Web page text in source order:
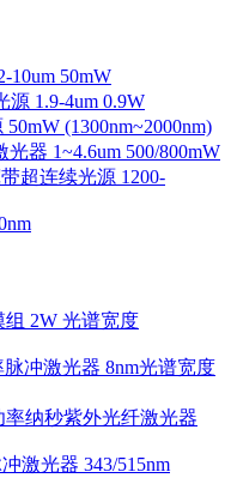
10um 50mW
1.9-4um 0.9W
(1300nm~2000nm)
器 1~4.6um 500/800mW
超连续光源 1200-
组 2W 光谱宽度
冲激光器 8nm光谱宽度
纳秒紫外光纤激光器
激光器 343/515nm